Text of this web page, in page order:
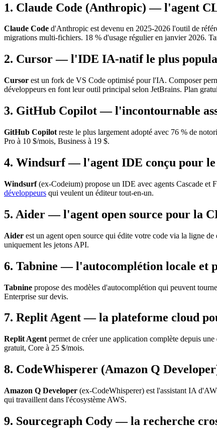
1. Claude Code (Anthropic) — l'agent
Claude Code d'Anthropic est devenu en 2025-2026 l'outil de
migrations multi-fichiers. 18 % d'usage régulier en janvier 2026.
2. Cursor — l'IDE IA-natif le plus
Cursor est un fork de VS Code optimisé pour l'IA. Composer
développeurs en font leur outil principal selon JetBrains. Plan
3. GitHub Copilot — l'incontournable
GitHub Copilot reste le plus largement adopté avec 76 % de
Pro à 10 $/mois, Business à 19 $.
4. Windsurf — l'agent IDE conçu pour
Windsurf(ex-Codeium) propose un IDE avec agents Cascade et
développeurs qui veulent un éditeur tout-en-un.
5. Aider — l'agent open source pour la
Aider est un agent open source qui édite votre code via la ligne
uniquement les jetons API.
6. Tabnine — l'autocomplétion locale et
Tabnine propose des modèles d'autocomplétion qui peuvent
Enterprise sur devis.
7. Replit Agent — la plateforme cloud
Replit Agent permet de créer une application complète depuis
gratuit, Core à 25 $/mois.
8. CodeWhisperer (Amazon Q
Amazon Q Developer (ex-CodeWhisperer) est l'assistant IA
qui travaillent dans l'écosystème AWS.
9. Sourcegraph Cody — la recherche